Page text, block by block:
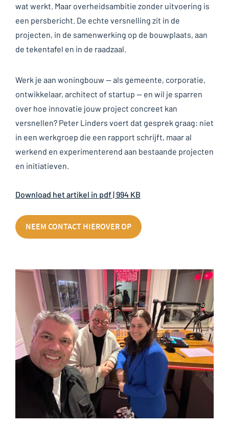
wat werkt. Maar overheidsambitie zonder uitvoering is
een persbericht. De echte versnelling zit in de
projecten, in de samenwerking op de bouwplaats, aan
de tekentafel en in de raadzaal.
Werk je aan woningbouw — als gemeente, corporatie,
ontwikkelaar, architect of startup — en wil je sparren
over hoe innovatie jouw project concreet kan
versnellen? Peter Linders voert dat gesprek graag: niet
in een werkgroep die een rapport schrijft, maar al
werkend en experimenterend aan bestaande projecten
en initiatieven.
Download het artikel in pdf | 994 KB
NEEM CONTACT HIEROVER OP